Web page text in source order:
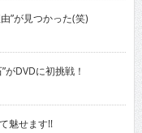
”が見つかった(笑)
DVDに初挑戦！
魅せます!!